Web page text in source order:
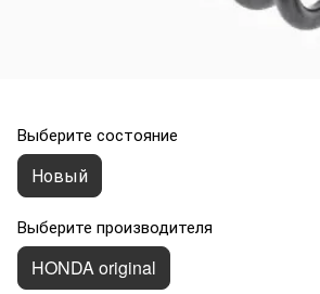
Выберите состояние
Новый
Выберите производителя
HONDA original